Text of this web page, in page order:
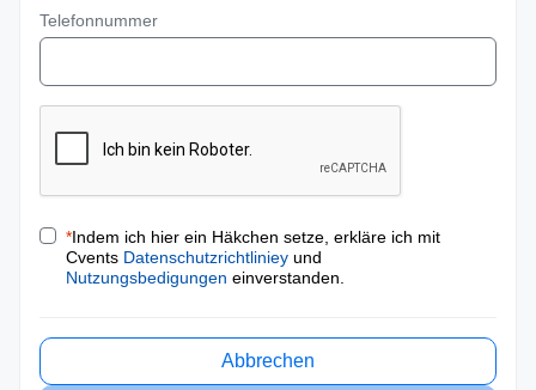
Telefonnummer
*Indem ich hier ein Häkchen setze, erkläre ich mit
Cvents Datenschutzrichtliniey und
Nutzungsbedigungen einverstanden.
Abbrechen